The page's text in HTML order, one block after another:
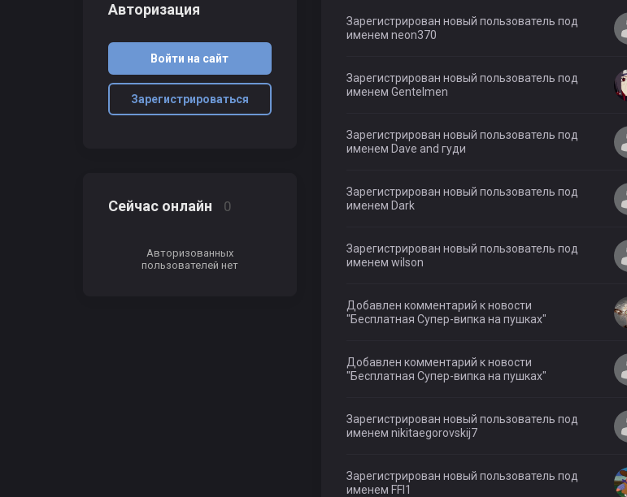
Зарегистрирован новый пользователь под
именем neon370
Зарегистрирован новый пользователь под
именем Gentelmen
Зарегистрирован новый пользователь под
именем Dave and гуди
Зарегистрирован новый пользователь под
именем Dark
Зарегистрирован новый пользователь под
именем wilson
Добавлен комментарий к новости
"Бесплатная Супер-випка на пушках"
Добавлен комментарий к новости
"Бесплатная Супер-випка на пушках"
Зарегистрирован новый пользователь под
именем nikitaegorovskij7
Зарегистрирован новый пользователь под
именем FFl1
Авторизация
Войти на сайт
Зарегистрироваться
Сейчас онлайн 0
Авторизованных
пользователей нет